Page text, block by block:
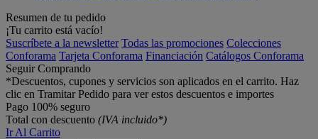
Resumen de tu pedido
¡Tu carrito está vacío!
Suscríbete a la newsletter Todas las promociones Colecciones
Conforama Tarjeta Conforama Financiación Catálogos Conforama
Seguir Comprando
*Descuentos, cupones y servicios son aplicados en el carrito. Haz
clic en Tramitar Pedido para ver estos descuentos e importes
Pago 100% seguro
Total con descuento (IVA incluido*)
Ir Al Carrito